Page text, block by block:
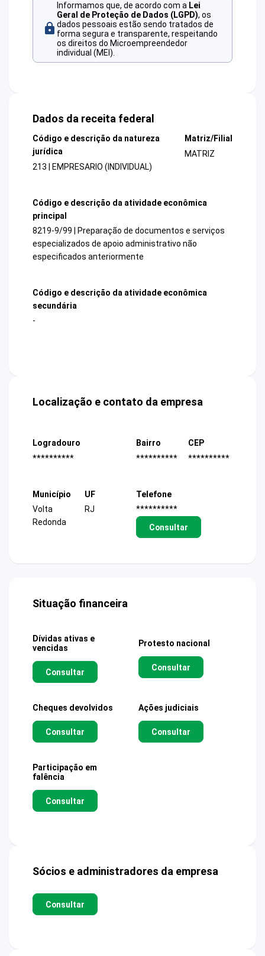
Informamos que, de acordo com a Lei
Geral de Proteção de Dados (LGPD), os
dados pessoais estão sendo tratados de
forma segura e transparente, respeitando
os direitos do Microempreendedor
individual (MEI).
Dados da receita federal
Código e descrição da natureza
jurídica
213 | EMPRESARIO (INDIVIDUAL)
Matriz/Filial
MATRIZ
Código e descrição da atividade econômica
principal
8219-9/99 | Preparação de documentos e serviços
especializados de apoio administrativo não
especificados anteriormente
Código e descrição da atividade econômica
secundária
-
Localização e contato da empresa
Logradouro
**********
Bairro
**********
CEP
**********
Município
Volta
Redonda
UF
RJ
Telefone
**********
Consultar
Situação financeira
Dívidas ativas e
vencidas
Consultar
Protesto nacional
Consultar
Cheques devolvidos
Consultar
Ações judiciais
Consultar
Participação em
falência
Consultar
Sócios e administradores da empresa
Consultar